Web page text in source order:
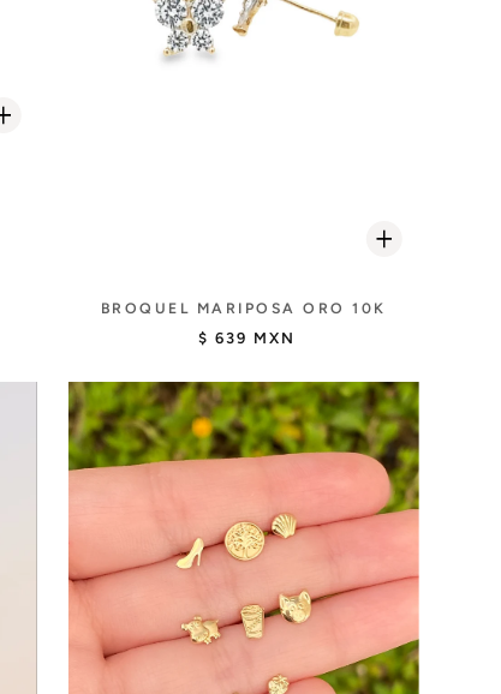
BROQUEL MARIPOSA ORO 10K
$ 639 MXN